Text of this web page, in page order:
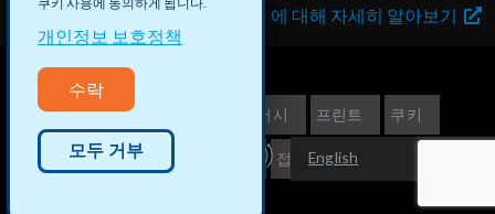
젝트에 지원하기
에 대해 자세히 알아보기
©2026 TransPerfect 프라이버시 프린트 쿠키
개인정보보호 신청 접근성English
개인정보 보호정책
수락
모두 거부